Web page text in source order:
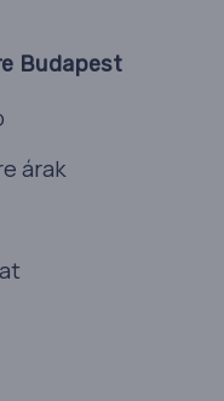
Budapest
árak